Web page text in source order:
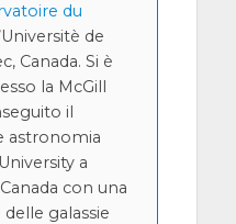
du
de
Canada. Si è
la McGill
il
astronomia
a
con una
galassie